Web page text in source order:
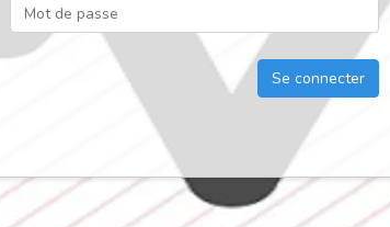
Se connecter